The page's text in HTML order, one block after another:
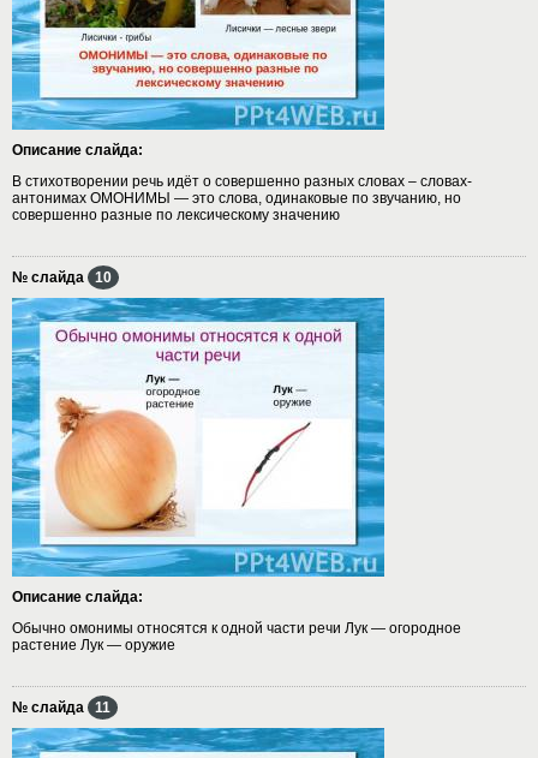
Описание слайда:
В стихотворении речь идёт о совершенно разных словах – словах-
антонимах ОМОНИМЫ — это слова, одинаковые по звучанию, но
совершенно разные по лексическому значению
№ слайда 10
Описание слайда:
Обычно омонимы относятся к одной части речи Лук — огородное
растение Лук — оружие
№ слайда 11